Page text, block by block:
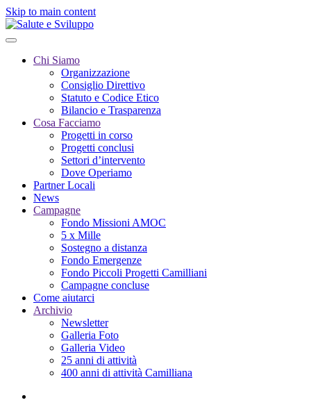
Skip to main content
Chi Siamo
Organizzazione
Consiglio Direttivo
Statuto e Codice Etico
Bilancio e Trasparenza
Cosa Facciamo
Progetti in corso
Progetti conclusi
Settori d’intervento
Dove Operiamo
Partner Locali
News
Campagne
Fondo Missioni AMOC
5 x Mille
Sostegno a distanza
Fondo Emergenze
Fondo Piccoli Progetti Camilliani
Campagne concluse
Come aiutarci
Archivio
Newsletter
Galleria Foto
Galleria Video
25 anni di attività
400 anni di attività Camilliana